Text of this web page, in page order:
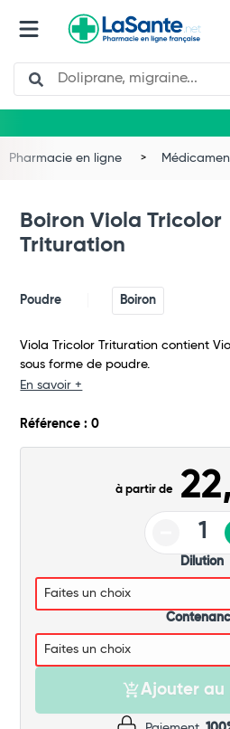
Search
Total
Pharmacie en ligne
Boiron Viola Tricolor
Trituration
Poudre Boiron
Viola Tricolor Trituration contient
sous forme de poudre.
En savoir +
Référence : 0
à partir de
Dilution
Ajouter au